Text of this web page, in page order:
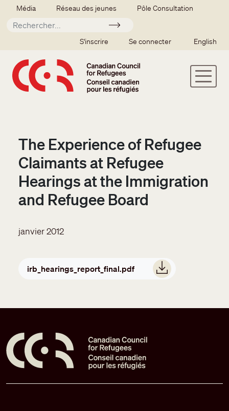
Aller au contenu principal
Secondary menu
Média Réseau des jeunes Pôle Consultation
Soumettre
SSO user menu
S'inscrire Se connecter English
The Experience of Refugee
Claimants at Refugee
Hearings at the Immigration
and Refugee Board
janvier 2012
irb_hearings_report_final.pdf